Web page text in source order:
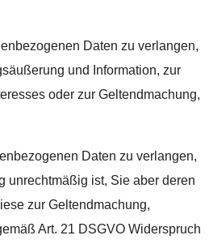
Daten zu verlangen,
und Information, zur
oder zur Geltendmachung,
Daten zu verlangen,
unrechtmäßig ist, Sie aber deren
zur Geltendmachung,
Art. 21 DSGVO Widerspruch